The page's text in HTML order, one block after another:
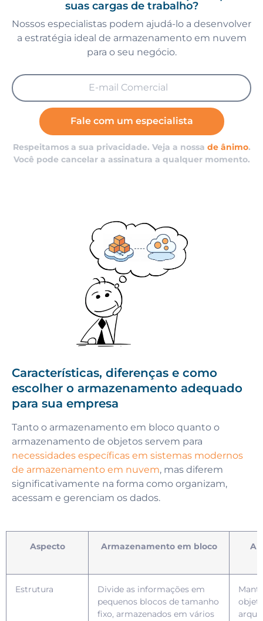
suas cargas de trabalho?
Nossos especialistas podem ajudá-lo a desenvolver
a estratégia ideal de armazenamento em nuvem
para o seu negócio.
Fale com um especialista
Respeitamos a sua privacidade. Veja a nossa de ânimo.
Você pode cancelar a assinatura a qualquer momento.
Características, diferenças e como
escolher o armazenamento adequado
para sua empresa
Tanto o armazenamento em bloco quanto o
armazenamento de objetos servem para
necessidades específicas em sistemas modernos
de armazenamento em nuvem, mas diferem
significativamente na forma como organizam,
acessam e gerenciam os dados.
Aspecto Armazenamento em bloco
Estrutura
Divide as informações em
pequenos blocos de tamanho
fixo, armazenados em vários